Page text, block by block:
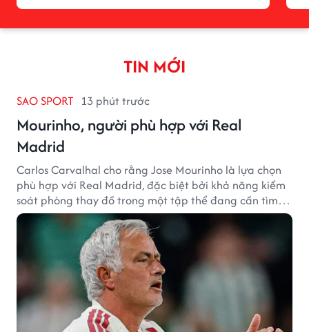
TIN MỚI
SAO SPORT 13 phút trước
Mourinho, người phù hợp với Real
Madrid
Carlos Carvalhal cho rằng Jose Mourinho là lựa chọn
phù hợp với Real Madrid, đặc biệt bởi khả năng kiểm
soát phòng thay đồ trong một tập thể đang cần tìm
lại sự ổn định.